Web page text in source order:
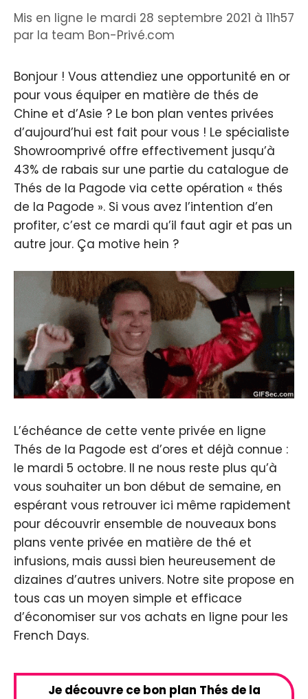
Mis en ligne le mardi 28 septembre 2021 à 11h57
par la team Bon-Privé.com
Bonjour ! Vous attendiez une opportunité en or
pour vous équiper en matière de thés de
Chine et d’Asie ? Le bon plan ventes privées
d’aujourd’hui est fait pour vous ! Le spécialiste
Showroomprivé offre effectivement jusqu’à
43% de rabais sur une partie du catalogue de
Thés de la Pagode via cette opération « thés
de la Pagode ». Si vous avez l’intention d’en
profiter, c’est ce mardi qu’il faut agir et pas un
autre jour. Ça motive hein ?
L’échéance de cette vente privée en ligne
Thés de la Pagode est d’ores et déjà connue :
le mardi 5 octobre. Il ne nous reste plus qu’à
vous souhaiter un bon début de semaine, en
espérant vous retrouver ici même rapidement
pour découvrir ensemble de nouveaux bons
plans vente privée en matière de thé et
infusions, mais aussi bien heureusement de
dizaines d’autres univers. Notre site propose en
tous cas un moyen simple et efficace
d’économiser sur vos achats en ligne pour les
French Days.
Je découvre ce bon plan Thés de la